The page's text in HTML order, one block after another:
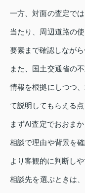
一方、対面の査定で
当たり、周辺道路の
要素まで確認しなが
また、国土交通省の
情報を根拠にしつつ
て説明してもらえる
まずAI査定でおおま
相談で理由や背景を
より客観的に判断しや
相談先を選ぶときは